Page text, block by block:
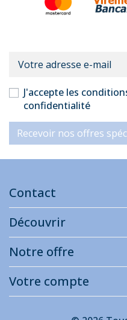
J'accepte les
confidentialité
Recevoir nos offres
Contact
Découvrir
Notre offre
Votre compte